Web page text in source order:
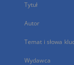
Tytuł
Autor
Temat i słowa
Wydawca